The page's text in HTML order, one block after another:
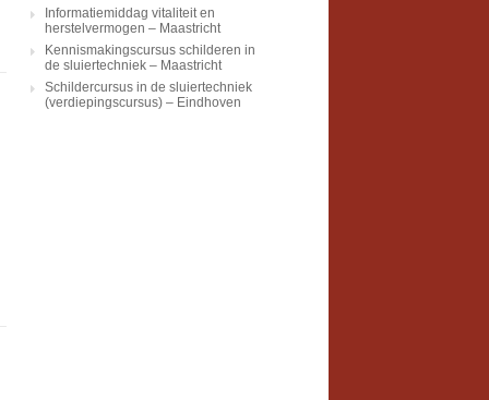
Informatiemiddag vitaliteit en
herstelvermogen – Maastricht
Kennismakingscursus schilderen in
de sluiertechniek – Maastricht
Schildercursus in de sluiertechniek
(verdiepingscursus) – Eindhoven